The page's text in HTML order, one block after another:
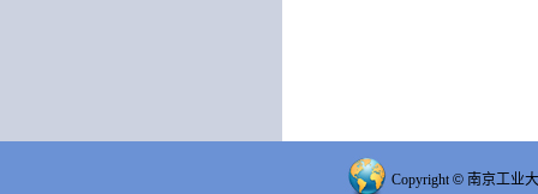
Copyright© 南京工业